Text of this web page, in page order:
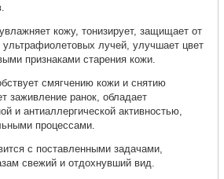
кожу, тонизирует, защищает от
ультрафиолетовых лучей, улучшает цвет
признаками старения кожи.
смягчению кожи и снятию
заживление ранок, обладает
и антиаллергической активностью,
процессами.
с поставленными задачами,
свежий и отдохнувший вид.